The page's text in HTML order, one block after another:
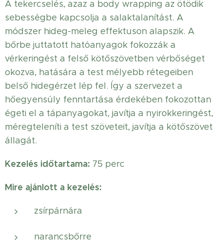
A tekercselés, azaz a body wrapping az ötödik
sebességbe kapcsolja a salaktalanítást. A
módszer hideg-meleg effektuson alapszik. A
bőrbe juttatott hatóanyagok fokozzák a
vérkeringést a felső kötőszövetben vérbőséget
okozva, hatására a test mélyebb rétegeiben
belső hidegérzet lép fel. Így a szervezet a
hőegyensúly fenntartása érdekében fokozottan
égeti el a tápanyagokat, javítja a nyirokkeringést,
méregteleníti a test szöveteit, javítja a kötőszövet
állagát.
Kezelés időtartama: 75 perc
Mire ajánlott a kezelés:
zsírpárnára
narancsbőrre